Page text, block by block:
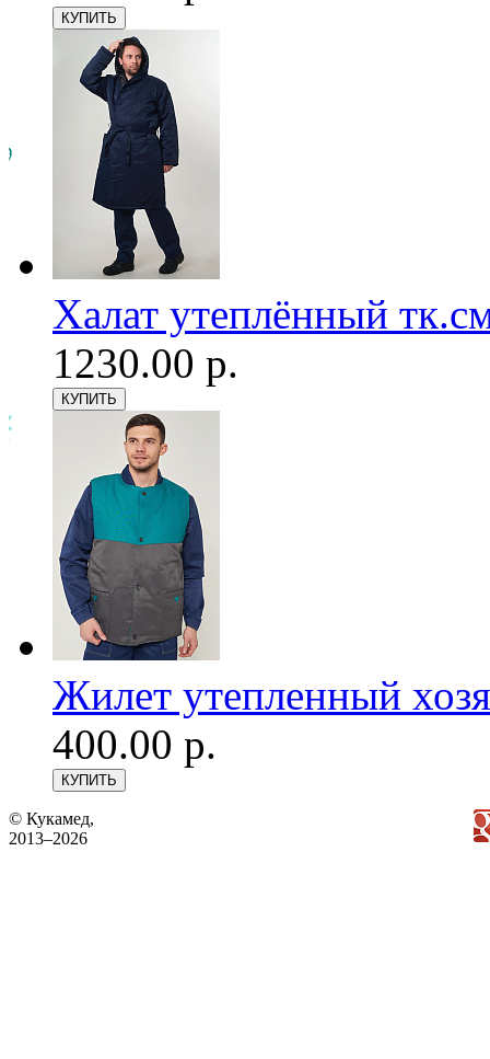
Халат утеплённый
1230.00 р.
Жилет утепленный
400.00 р.
© Кукамед,
2013–2026